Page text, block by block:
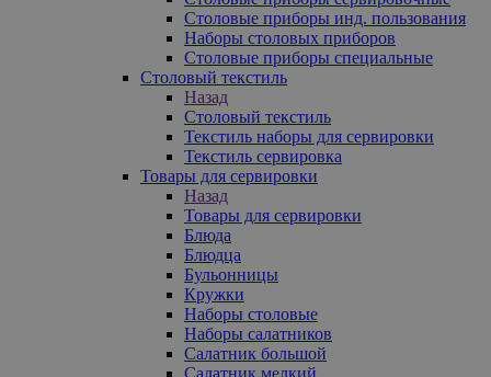
Столовые приборы инд. пользования
Наборы столовых приборов
Столовые приборы специальные
Столовый текстиль
Назад
Столовый текстиль
Текстиль наборы для сервировки
Текстиль сервировка
Товары для сервировки
Назад
Товары для сервировки
Блюда
Блюдца
Бульонницы
Кружки
Наборы столовые
Наборы салатников
Салатник большой
Салатник мелкий